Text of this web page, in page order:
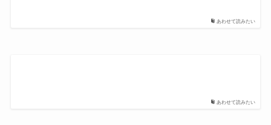
あわせて読みたい
あわせて読みたい